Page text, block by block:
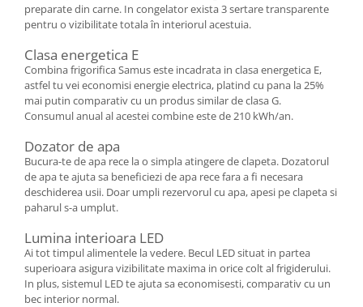
preparate din carne. In congelator exista 3 sertare transparente
pentru o vizibilitate totala în interiorul acestuia.
Clasa energetica E
Combina frigorifica Samus este incadrata in clasa energetica E,
astfel tu vei economisi energie electrica, platind cu pana la 25%
mai putin comparativ cu un produs similar de clasa G.
Consumul anual al acestei combine este de 210 kWh/an.
Dozator de apa
Bucura-te de apa rece la o simpla atingere de clapeta. Dozatorul
de apa te ajuta sa beneficiezi de apa rece fara a fi necesara
deschiderea usii. Doar umpli rezervorul cu apa, apesi pe clapeta si
paharul s-a umplut.
Lumina interioara LED
Ai tot timpul alimentele la vedere. Becul LED situat in partea
superioara asigura vizibilitate maxima in orice colt al frigiderului.
In plus, sistemul LED te ajuta sa economisesti, comparativ cu un
bec interior normal.